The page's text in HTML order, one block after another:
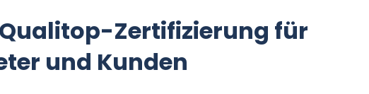
Zertifizierung für
und Kunden